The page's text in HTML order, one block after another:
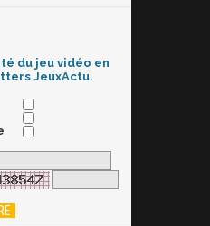
du jeu vidéo en
JeuxActu.